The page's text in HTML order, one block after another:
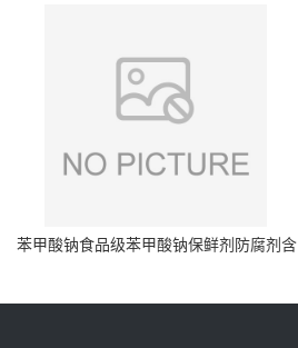
苯甲酸钠食品级苯甲酸钠保鲜剂防腐剂含